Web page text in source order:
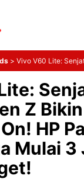
> Vivo V60 Lite:
Z
HP
Mulai 3